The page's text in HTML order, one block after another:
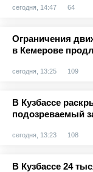
сегодня, 14:47 64
Ограничения
в Кемерове
сегодня, 13:25 109
В Кузбассе
подозреваемый
сегодня, 13:23 108
В Кузбассе 24